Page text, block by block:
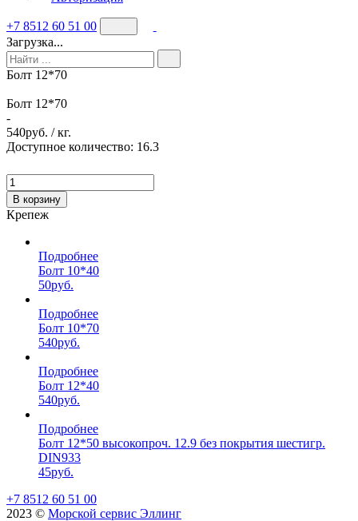
+7 8512 60 51 00
Загрузка...
Болт 12*70
Болт 12*70
-
540руб. / кг.
Доступное количество: 16.3
В корзину
Крепеж
Подробнее
Болт 10*40
50руб.
Подробнее
Болт 10*70
540руб.
Подробнее
Болт 12*40
540руб.
Подробнее
Болт 12*50 высокопроч. 12.9 без покрытия шестигр.
DIN933
45руб.
+7 8512 60 51 00
2023 ©️ Морской сервис Эллинг